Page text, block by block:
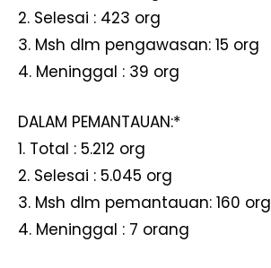
2. Selesai : 423 org
3. Msh dlm pengawasan: 15 org
4. Meninggal : 39 org
DALAM PEMANTAUAN:*
1. Total : 5.212 org
2. Selesai : 5.045 org
3. Msh dlm pemantauan: 160 org
4. Meninggal : 7 orang